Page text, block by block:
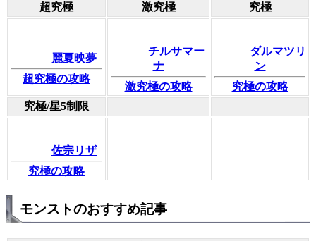
超究極
激究極 究極
麗夏映夢
超究極の攻略
チルサマー
ナ
激究極の攻略
ダルマツリ
ン
究極の攻略
究極/星5制限
佐宗リザ
究極の攻略
モンストのおすすめ記事